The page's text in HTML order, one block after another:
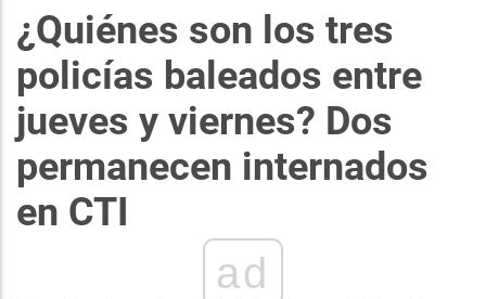
¿Quiénes son los tres
policías baleados entre
jueves y viernes? Dos
permanecen internados
en CTI
ad